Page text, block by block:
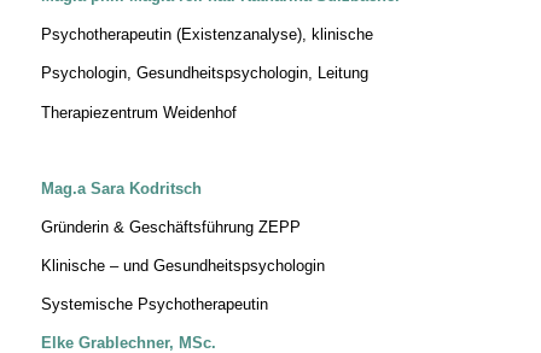
Psychotherapeutin (Existenzanalyse), klinische
Psychologin, Gesundheitspsychologin, Leitung
Therapiezentrum Weidenhof
Mag.a Sara Kodritsch
Gründerin & Geschäftsführung ZEPP
Klinische – und Gesundheitspsychologin
Systemische Psychotherapeutin
Elke Grablechner, MSc.